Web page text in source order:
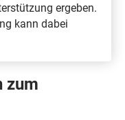
ergeben.
kann dabei
zum